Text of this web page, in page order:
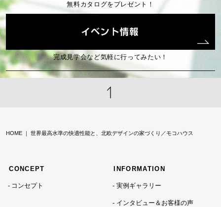
2024年12月 (2)
無料カタログをプレゼント！
完成見学会など気軽に行ってみたい！
HOME ｜ 世界最高水準の快適性能と、北欧デザインの家づくり／モコハウス
CONCEPT
コンセプト
INFORMATION
実例ギャラリー
インタビュー＆お客様の声